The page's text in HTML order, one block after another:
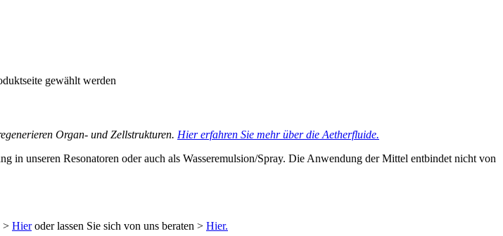
gewählt werden
Organ- und Zellstrukturen. Hier erfahren Sie mehr über die Aetherfluide.
unseren Resonatoren oder auch als Wasseremulsion/Spray. Die Anwendung der Mittel entbindet nicht von
> Hieroder lassen Sie sich von uns beraten > Hier.